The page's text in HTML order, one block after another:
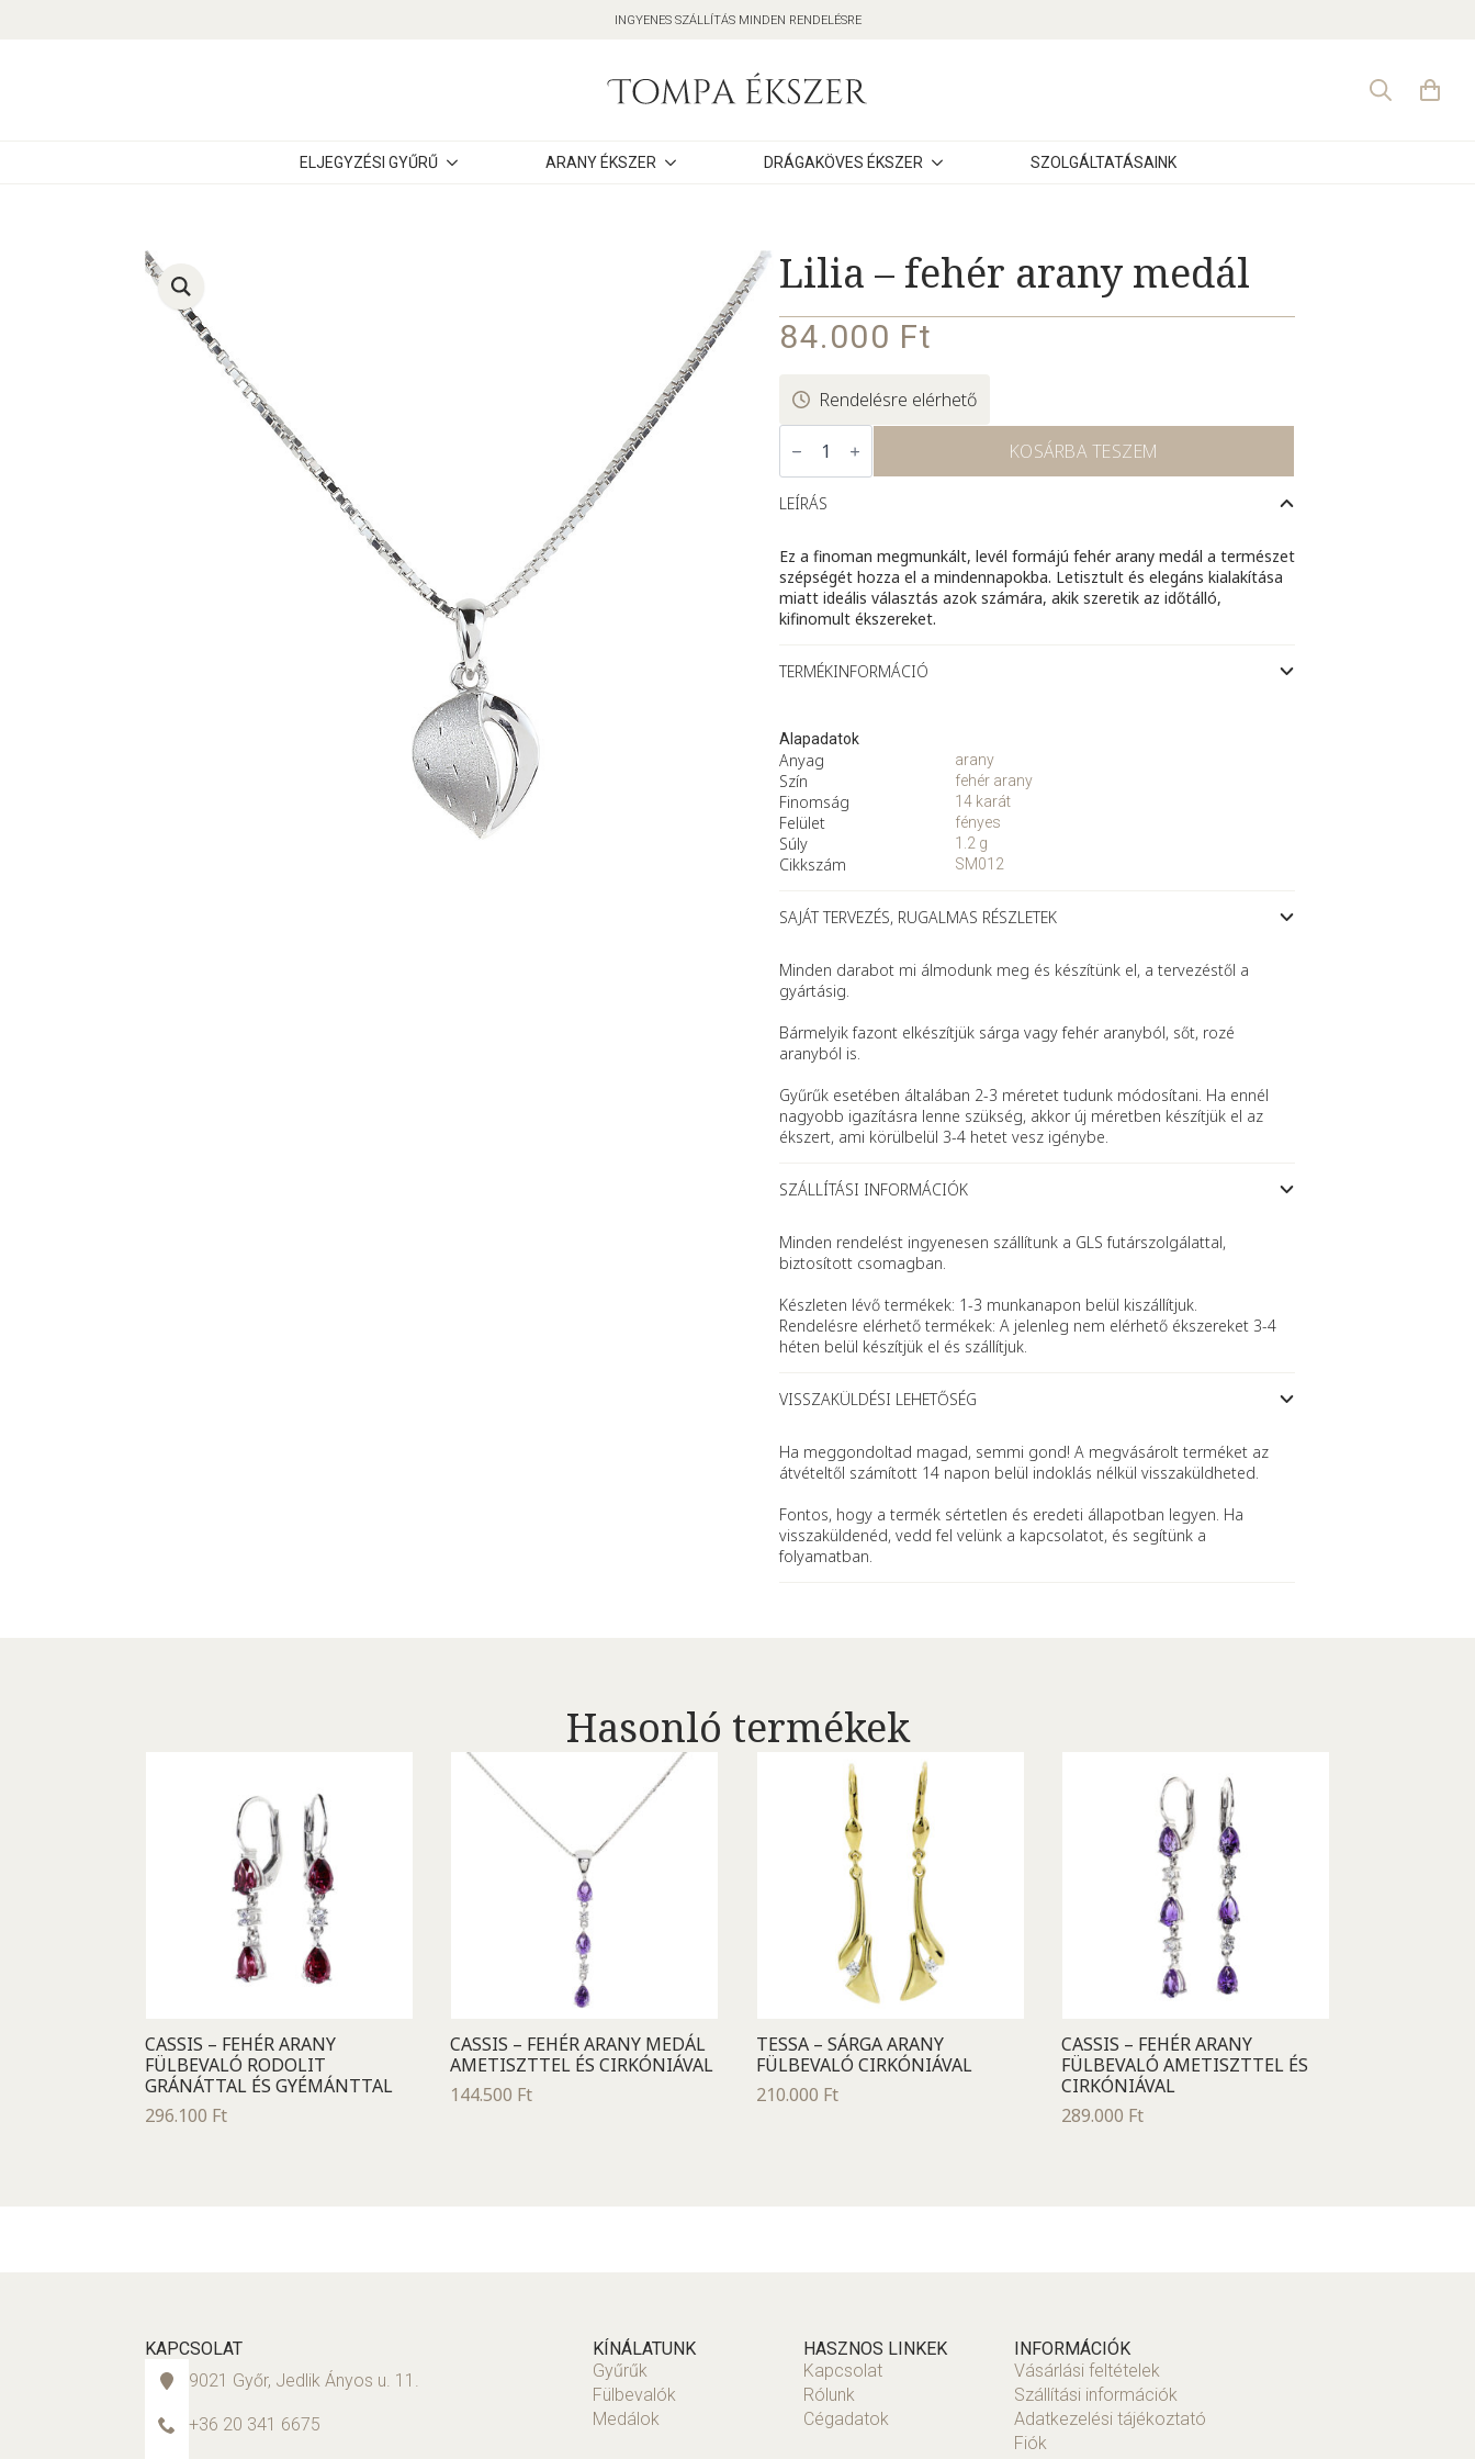
INGYENES SZÁLLÍTÁS MINDEN RENDELÉSRE
ELJEGYZÉSI GYŰRŰ ARANY ÉKSZER DRÁGAKÖVES ÉKSZER SZOLGÁLTATÁSAINK
Lilia – fehér arany medál
84.000 Ft
Rendelésre elérhető
Lilia
arany
medál
KOSÁRBA TESZEM
LEÍRÁS
Ez a finoman megmunkált, levél formájú fehér arany medál a természet
szépségét hozza el a mindennapokba. Letisztult és elegáns kialakítása
miatt ideális választás azok számára, akik szeretik az időtálló,
kifinomult ékszereket.
TERMÉKINFORMÁCIÓ
Alapadatok
Anyag
Szín
Finomság
Felület
Súly
Cikkszám
arany
fehér arany
14 karát
fényes
1.2 g
SM012
SAJÁT TERVEZÉS, RUGALMAS RÉSZLETEK
Minden darabot mi álmodunk meg és készítünk el, a tervezéstől a
gyártásig.
Bármelyik fazont elkészítjük sárga vagy fehér aranyból, sőt, rozé
aranyból is.
Gyűrűk esetében általában 2-3 méretet tudunk módosítani. Ha ennél
nagyobb igazításra lenne szükség, akkor új méretben készítjük el az
ékszert, ami körülbelül 3-4 hetet vesz igénybe.
SZÁLLÍTÁSI INFORMÁCIÓK
Minden rendelést ingyenesen szállítunk a GLS futárszolgálattal,
biztosított csomagban.
Készleten lévő termékek: 1-3 munkanapon belül kiszállítjuk.
Rendelésre elérhető termékek: A jelenleg nem elérhető ékszereket 3-4
héten belül készítjük el és szállítjuk.
VISSZAKÜLDÉSI LEHETŐSÉG
Ha meggondoltad magad, semmi gond! A megvásárolt terméket az
átvételtől számított 14 napon belül indoklás nélkül visszaküldheted.
Fontos, hogy a termék sértetlen és eredeti állapotban legyen. Ha
visszaküldenéd, vedd fel velünk a kapcsolatot, és segítünk a
folyamatban.
Hasonló termékek
CASSIS – FEHÉR ARANY
FÜLBEVALÓ RODOLIT
GRÁNÁTTAL ÉS GYÉMÁNTTAL
296.100 Ft
CASSIS – FEHÉR ARANY MEDÁL
AMETISZTTEL ÉS CIRKÓNIÁVAL
144.500 Ft
TESSA – SÁRGA ARANY
FÜLBEVALÓ CIRKÓNIÁVAL
210.000 Ft
CASSIS – FEHÉR ARANY
FÜLBEVALÓ AMETISZTTEL ÉS
CIRKÓNIÁVAL
289.000 Ft
KAPCSOLAT
9021 Győr, Jedlik Ányos u. 11.
+36 20 341 6675
KÍNÁLATUNK
Gyűrűk
Fülbevalók
Medálok
HASZNOS LINKEK
Kapcsolat
Rólunk
Cégadatok
INFORMÁCIÓK
Vásárlási feltételek
Szállítási információk
Adatkezelési tájékoztató
Fiók